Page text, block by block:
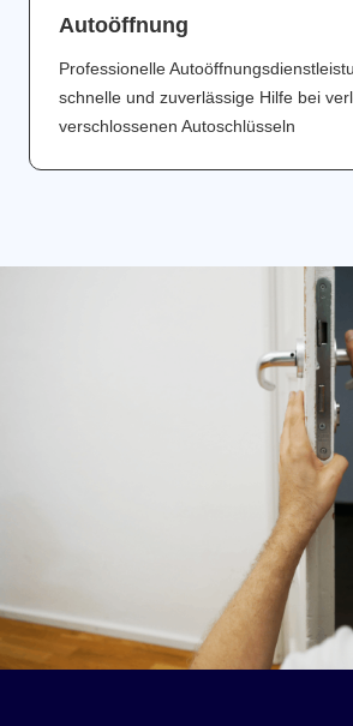
Аutoöffnung
Professionelle
schnelle und zuverlässige Hilfe bei
verschlossenen Autoschlüsseln